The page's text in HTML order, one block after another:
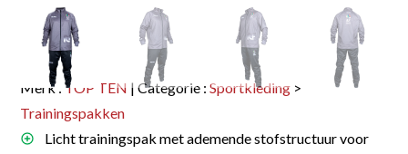
Merk :TOP TEN | Categorie :Sportkleding >
Trainingspakken
Licht trainingspak met ademende stofstructuur voor